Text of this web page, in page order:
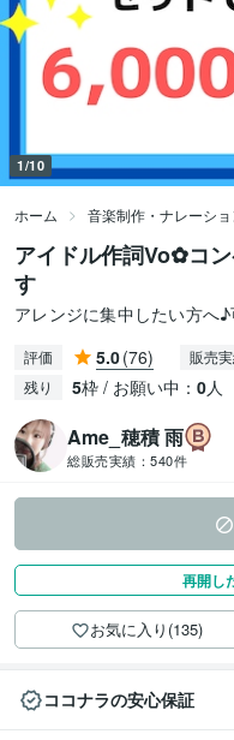
1/10
ホーム 音楽制作・ナレーショ
アイドル作詞Vo✿コ
す
アレンジに集中したい方へ
評価 5.0(76) 販売
残り 5枠 / お願い中： 0人
Ame_穂積 雨
総販売実績： 540件
再開し
お気に入り(135)
ココナラの安心保証